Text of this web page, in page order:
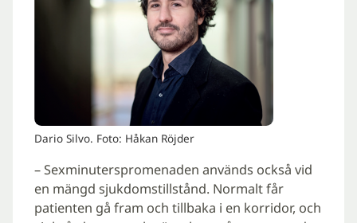
Dario Silvo. Foto: Håkan Röjder
– Sexminuterspromenaden används också vid
en mängd sjukdomstillstånd. Normalt får
patienten gå fram och tillbaka i en korridor, och